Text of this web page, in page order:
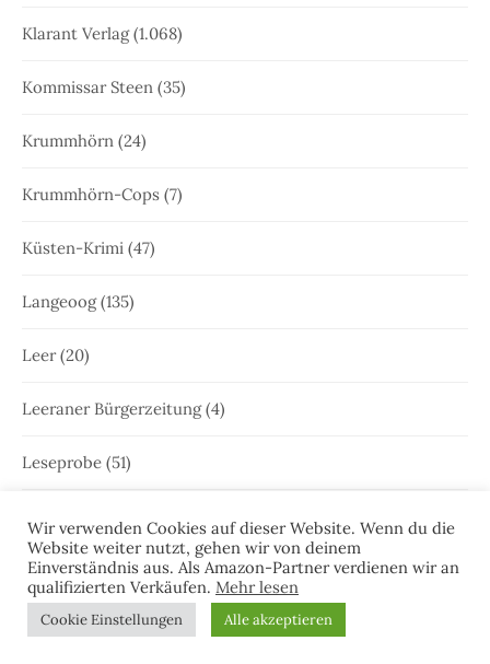
Klarant Verlag(1.068)
Kommissar Steen (35)
Krummhörn (24)
Krummhörn-Cops (7)
Küsten-Krimi (47)
Langeoog(135)
Leer(20)
Leeraner Bürgerzeitung(4)
Leseprobe (51)
Lesungen(47)
Literaturnobelpreis(1)
Wir verwenden Cookies auf dieser Website. Wenn du die
Website weiter nutzt, gehen wir von deinem
Einverständnis aus. Als Amazon-Partner verdienen wir an
qualifizierten Verkäufen. Mehr lesen
Cookie Einstellungen Alle akzeptieren